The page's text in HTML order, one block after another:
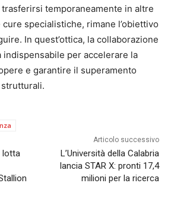
temporaneamente in altre
specialistiche, rimane l’obiettivo
In quest’ottica, la collaborazione
per accelerare la
e garantire il superamento
lotta
Articolo successivo
L’Università della Calabria
lancia STAR X: pronti 17,4
milioni per la ricerca